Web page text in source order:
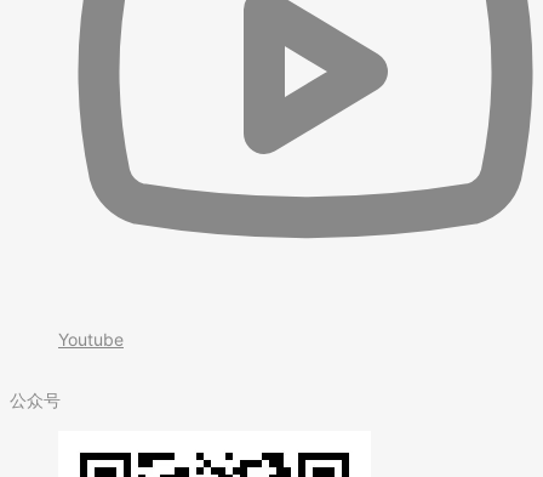
Youtube
公众号